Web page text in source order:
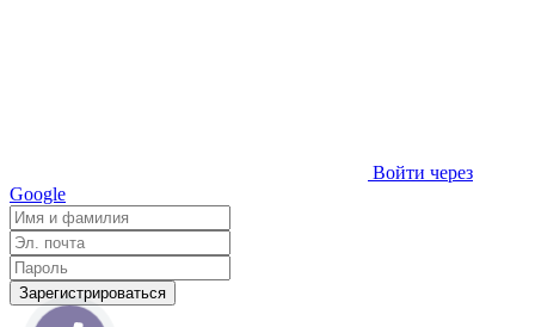
Войти через
Google
Зарегистрироваться